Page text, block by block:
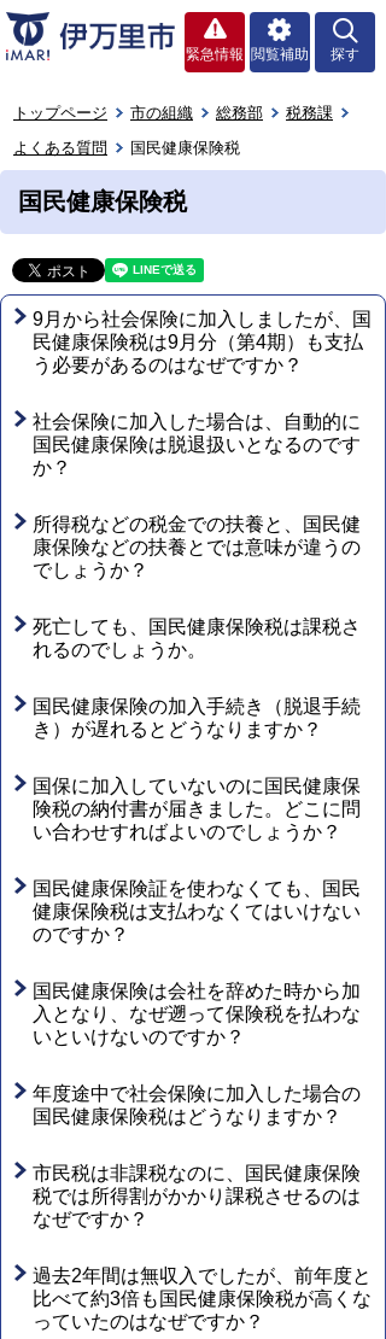
緊急情報 閲覧補助 探す
トップページ 市の組織 総務部
税務課
よくある質問
国民健康保険税
国民健康保険税
9月から社会保険に加入しましたが、国
民健康保険税は9月分（第4期）も支払
う必要があるのはなぜですか？
社会保険に加入した場合は、自動的に
国民健康保険は脱退扱いとなるのです
か？
所得税などの税金での扶養と、国民健
康保険などの扶養とでは意味が違うの
でしょうか？
死亡しても、国民健康保険税は課税さ
れるのでしょうか。
国民健康保険の加入手続き（脱退手続
き）が遅れるとどうなりますか？
国保に加入していないのに国民健康保
険税の納付書が届きました。どこに問
い合わせすればよいのでしょうか？
国民健康保険証を使わなくても、国民
健康保険税は支払わなくてはいけない
のですか？
国民健康保険は会社を辞めた時から加
入となり、なぜ遡って保険税を払わな
いといけないのですか？
年度途中で社会保険に加入した場合の
国民健康保険税はどうなりますか？
市民税は非課税なのに、国民健康保険
税では所得割がかかり課税させるのは
なぜですか？
過去2年間は無収入でしたが、前年度と
比べて約3倍も国民健康保険税が高くな
っていたのはなぜですか？